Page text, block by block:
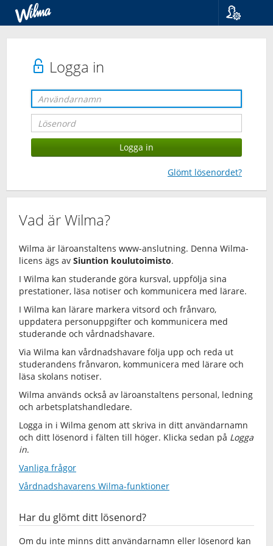
Logga in
Glömt lösenordet?
Vad är Wilma?
Wilma är läroanstaltens www-anslutning. Denna Wilma-
licens ägs av Siuntion koulutoimisto.
I Wilma kan studerande göra kursval, uppfölja sina
prestationer, läsa notiser och kommunicera med lärare.
I Wilma kan lärare markera vitsord och frånvaro,
uppdatera personuppgifter och kommunicera med
studerande och vårdnadshavare.
Via Wilma kan vårdnadshavare följa upp och reda ut
studerandens frånvaron, kommunicera med lärare och
läsa skolans notiser.
Wilma används också av läroanstaltens personal, ledning
och arbetsplatshandledare.
Logga in i Wilma genom att skriva in ditt användarnamn
och ditt lösenord i fälten till höger. Klicka sedan på Logga
in.
Vanliga frågor
Vårdnadshavarens Wilma-funktioner
Har du glömt ditt lösenord?
Om du inte minns ditt användarnamn eller lösenord kan